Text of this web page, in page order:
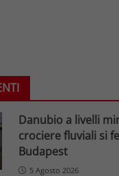
Danubio a livelli
crociere fluviali si
Budapest
5 Agosto 2026